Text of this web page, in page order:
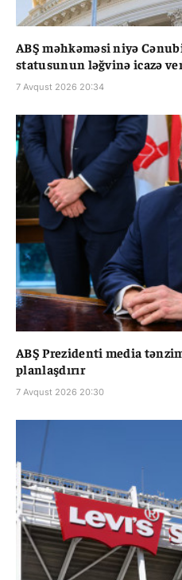
ABŞ məhkəməsi niyə
statusunun ləğvinə icazə
7 Avqust 2026 20:34
ABŞ Prezidenti media
planlaşdırır
7 Avqust 2026 20:30